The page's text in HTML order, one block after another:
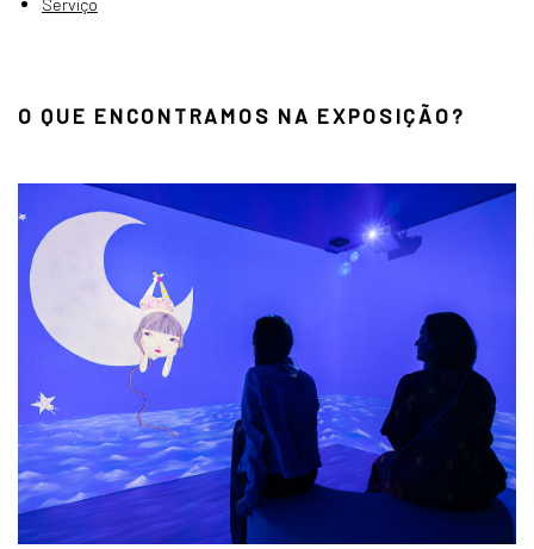
O QUE ENCONTRAMOS NA EXPOSIÇÃO?